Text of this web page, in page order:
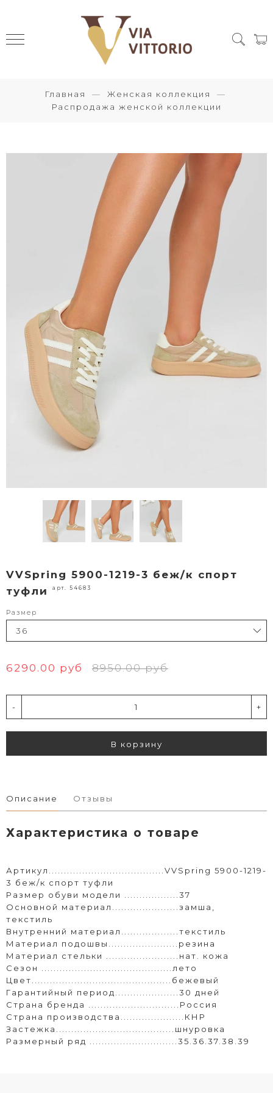
Главная
Женская коллекция
Распродажа женской коллекции
VVSpring 5900-1219-3 беж/к спорт
туфли
арт. 54683
Размер
6290.00 руб 8950.00 руб
- +
В корзину
Описание Отзывы
Характеристика о товаре
Артикул......................................VVSpring 5900-1219-
3 беж/к спорт туфли
Размер обуви модели ..................37
Основной материал......................замша,
текстиль
Внутренний материал...................текстиль
Материал подошвы.......................резина
Материал стельки ........................нат. кожа
Сезон ...........................................лето
Цвет..............................................бежевый
Гарантийный период.....................30 дней
Страна бренда ..............................Россия
Страна производства.....................КНР
Застежка.......................................шнуровка
Размерный ряд .............................35.36.37.38.39